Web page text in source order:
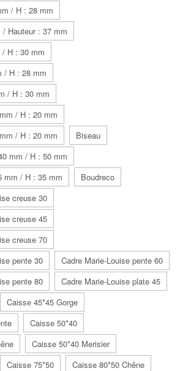
/ H : 28 mm
Hauteur : 37 mm
H : 30 mm
/ H : 28 mm
/ H : 30 mm
/ H : 20 mm
/ H : 20 mm
Biseau
mm / H : 50 mm
mm / H : 35 mm
Boudreco
creuse 30
creuse 45
creuse 70
pente 30
Cadre Marie-Louise pente 60
pente 80
Cadre Marie-Louise plate 45
Caisse 45*45 Gorge
Caisse 50*40
Caisse 50*40 Merisier
Caisse 75*50
Caisse 80*50 Chêne